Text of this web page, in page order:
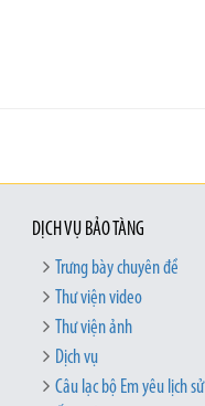
DỊCH VỤ BẢO TÀNG
Trưng bày chuyên đề
Thư viện video
Thư viện ảnh
Dịch vụ
Câu lạc bộ Em yêu lịch sử